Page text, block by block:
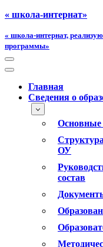
« школа-интернат»
« школа-интернат,
программы»
Меню
навигации
Меню
навигацииГлавная
Сведения о
Основные
ОУ
состав